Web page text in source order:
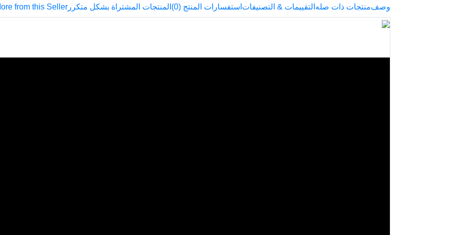
وصفمنتجات ذات صله التقييمات & التصنيفات استفسارات المنتج (0) المنتجات المشتراة بشكل متكرر from this Seller